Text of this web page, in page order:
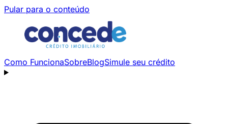
Pular para o conteúdo
Como FuncionaSobreBlogSimule seu crédito